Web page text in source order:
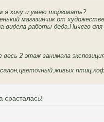
я хочу и умею торговать?
магазинчик от
работы деда.Ничего
2 этаж занимала
срасталась!